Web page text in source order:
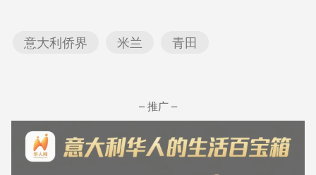
意大利侨界 米兰 青田
– 推广 –